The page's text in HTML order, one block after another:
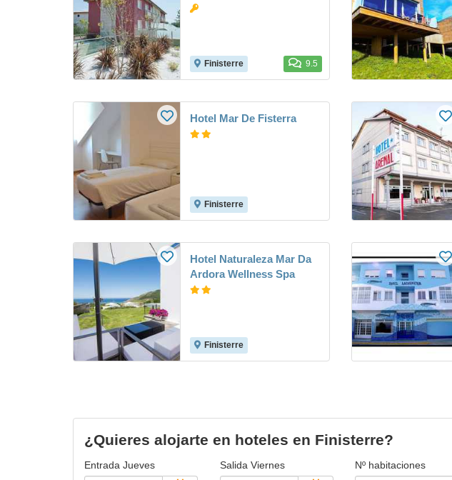
Finisterre 9.5
Hotel Mar De Fisterra
Finisterre
Hotel Naturaleza Mar Da
Ardora Wellness Spa
Finisterre
¿Quieres alojarte en hoteles en Finisterre?
Entrada Jueves Salida Viernes Nº habitaciones